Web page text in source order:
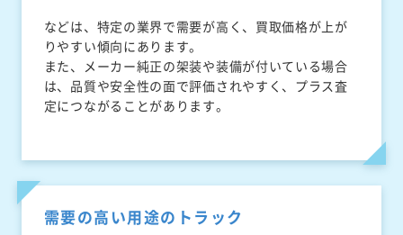
などは、特定の業界で需要が高く、買取価格が上が
りやすい傾向にあります。
また、メーカー純正の架装や装備が付いている場合
は、品質や安全性の面で評価されやすく、プラス査
定につながることがあります。
需要の高い用途のトラック